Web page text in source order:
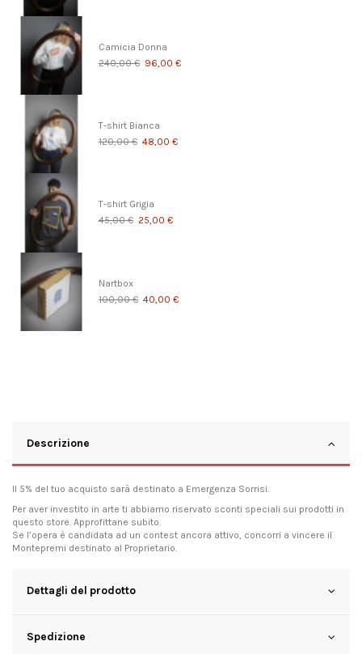
Camicia Donna
240,00 € 96,00 €
T-shirt Bianca
120,00 € 48,00 €
T-shirt Grigia
45,00 € 25,00 €
Nartbox
100,00 € 40,00 €
Descrizione
Il 5% del tuo acquisto sarà destinato a Emergenza Sorrisi.
Per aver investito in arte ti abbiamo riservato sconti speciali sui prodotti in
questo store. Approfittane subito.
Se l’opera è candidata ad un contest ancora attivo, concorri a vincere il
Montepremi destinato al Proprietario.
Dettagli del prodotto
Spedizione